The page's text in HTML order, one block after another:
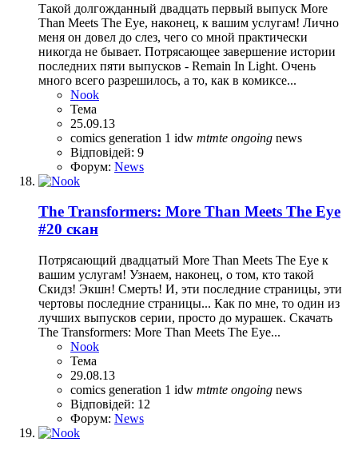
Такой долгожданный двадцать первый выпуск More
Than Meets The Eye, наконец, к вашим услугам! Лично
меня он довел до слез, чего со мной практически
никогда не бывает. Потрясающее завершение истории
последних пяти выпусков - Remain In Light. Очень
много всего разрешилось, а то, как в комиксе...
Nook
Тема
25.09.13
comics generation 1 idw mtmte ongoing news
Відповідей: 9
Форум: News
The Transformers: More Than Meets The Eye
#20 скан
Потрясающий двадцатый More Than Meets The Eye к
вашим услугам! Узнаем, наконец, о том, кто такой
Скидз! Экшн! Смерть! И, эти последние страницы, эти
чертовы последние страницы... Как по мне, то один из
лучших выпусков серии, просто до мурашек. Скачать
The Transformers: More Than Meets The Eye...
Nook
Тема
29.08.13
comics generation 1 idw mtmte ongoing news
Відповідей: 12
Форум: News